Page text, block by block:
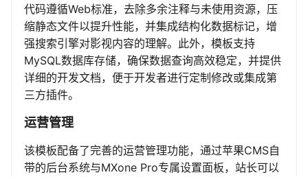
代码遵循Web标准，去除多余注释与未使用资源，压
缩静态文件以提升性能，并集成结构化数据标记，增
强搜索引擎对影视内容的理解。此外，模板支持
MySQL数据库存储，确保数据查询高效稳定，并提供
详细的开发文档，便于开发者进行定制修改或集成第
三方插件。
运营管理
该模板配备了完善的运营管理功能，通过苹果CMS自
带的后台系统与MXone Pro专属设置面板，站长可以